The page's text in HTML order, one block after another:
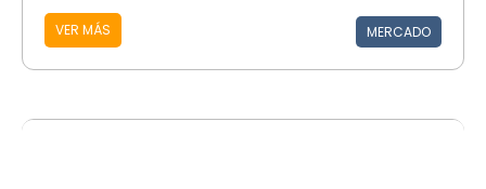
VER MÁS MERCADO